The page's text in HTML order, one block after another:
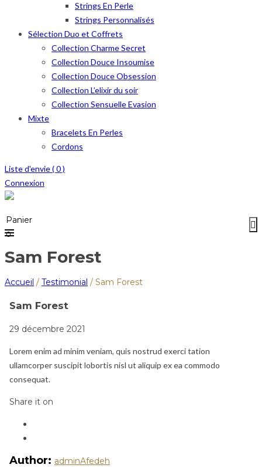
Strings En Perle
Strings Personnalisés
Sélection Duo et Coffrets
Collection Charme Secret
Collection Douce Insoumise
Collection Douce Obsession
Collection L’elixir du soir
Collection Sensuelle Evasion
Mixte
Bracelets En Perles
Cordons
Liste d'envie (0)
Connexion
Panier
0
Sam Forest
Accueil / Testimonial / Sam Forest
Sam Forest
29 décembre 2021
Lorem enim ad minim veniam, quis nostrud exerci tation
ullamcorper suscipit lobortis nisl ut aliquip ex ea commodo
consequat.
Share it on
Author: adminAfedeh